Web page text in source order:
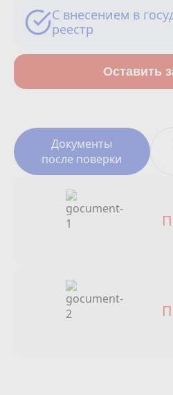
Сотрудничество
Юридические лица
О нас
Бонусы
Официальный партнёр
С внесением в
реестр
Оставить
Документы
после поверки